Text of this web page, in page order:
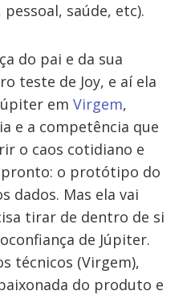
saúde, etc).
do pai e da sua
teste de Joy, e aí ela
em Virgem,
e a competência que
o caos cotidiano e
o protótipo do
dados. Mas ela vai
tirar de dentro de si
de Júpiter.
técnicos (Virgem),
do produto e